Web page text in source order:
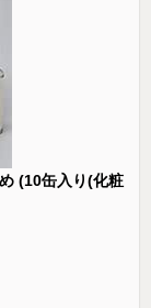
(10缶入り(化粧